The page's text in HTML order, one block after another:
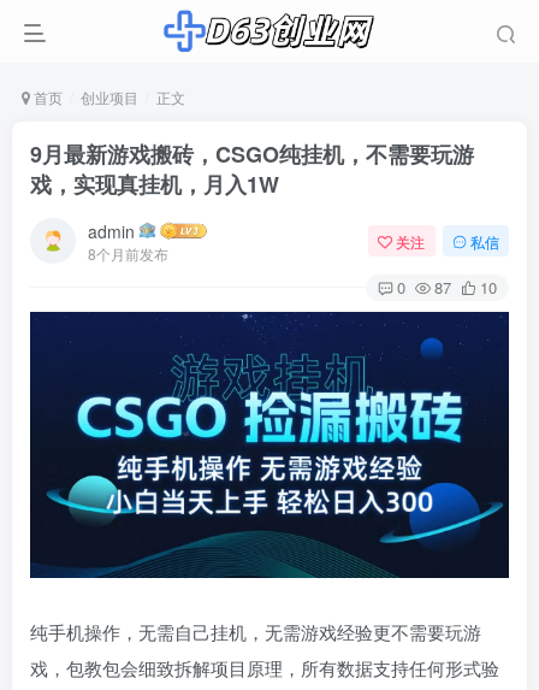
首页 创业项目 正文
9月最新游戏搬砖，CSGO纯挂机，不需要玩游
戏，实现真挂机，月入1W
admin
8个月前发布
关注 私信
0 87 10
纯手机操作，无需自己挂机，无需游戏经验更不需要玩游
戏，包教包会细致拆解项目原理，所有数据支持任何形式验